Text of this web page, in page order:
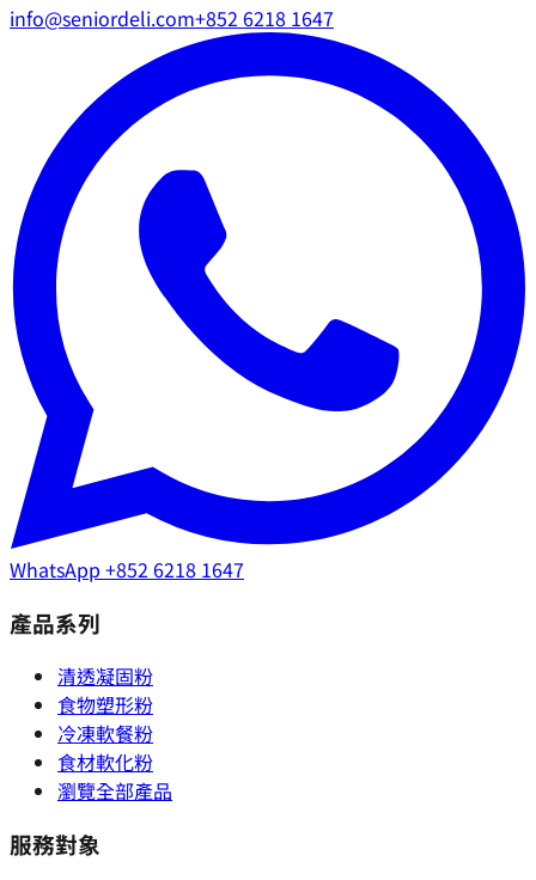
info@seniordeli.com+852 6218 1647
WhatsApp +852 6218 1647
產品系列
清透凝固粉
食物塑形粉
冷凍軟餐粉
食材軟化粉
瀏覽全部產品
服務對象